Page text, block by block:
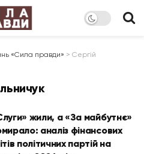
«Сила правди» > Сергій
жили, а «За майбутнє»
аналіз фінансових
політичних партій на